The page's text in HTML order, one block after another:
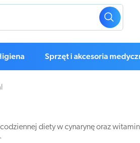
Sprzęt i akcesoria
diety w cynarynę oraz